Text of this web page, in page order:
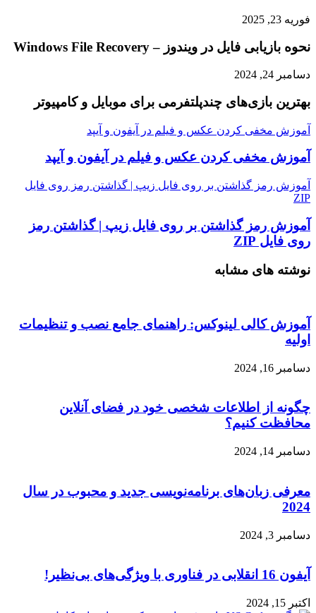
فوریه 23, 2025
نحوه بازیابی فایل در ویندوز – Windows File Recovery
دسامبر 24, 2024
بهترین بازی‌های چندپلتفرمی برای موبایل و کامپیوتر
آموزش مخفی کردن عکس و فیلم در آیفون و آیپد
آموزش مخفی کردن عکس و فیلم در آیفون و آیپد
آموزش رمز گذاشتن بر روی فایل زیپ | گذاشتن رمز روی فایل
ZIP
آموزش رمز گذاشتن بر روی فایل زیپ | گذاشتن رمز
روی فایل ZIP
نوشته های مشابه
آموزش کالی لینوکس: راهنمای جامع نصب و تنظیمات
اولیه
دسامبر 16, 2024
چگونه از اطلاعات شخصی خود در فضای آنلاین
محافظت کنیم؟
دسامبر 14, 2024
معرفی زبان‌های برنامه‌نویسی جدید و محبوب در سال
2024
دسامبر 3, 2024
آیفون 16 انقلابی در فناوری با ویژگی‌های بی‌نظیر!
اکتبر 15, 2024